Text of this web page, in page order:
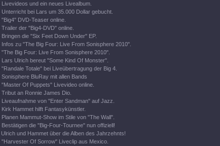
Livevideos und ein neues Livealbum.
Unterricht bei Lars um 35.000 Dollar gebucht.
"Big4" DVD-Teaser online.
Trailer der "Big4-DVD" online.
Bringen die "Six Feet Down Under" EP.
Infos zu "The Big Four: Live From Sonisphere 2010".
"The Big Four: Live From Sonisphere 2010".
Lars Ulrich bereut "Some Kind Of Monster".
"Randale Totale" bei Liveübertragung der Big 4.
Sonisphere BluRay mit allen Bands
"Master Of Puppets" Livevideo online.
Tribut an Ronnie James Dio.
Liveaufnahme von "Enter Sandman" auf Jazz.
Kirk Hammet hilft Fantasykünstler.
Planen Mammut-Show im Stile von "The Wall".
Bestätigen die "Big-Four-Tournee" nun offiziell!
Ulrich und Hammet über die Alben des Jahrzehnts!
"Harvester Of Sorrow" Liveclip aus Mexico.